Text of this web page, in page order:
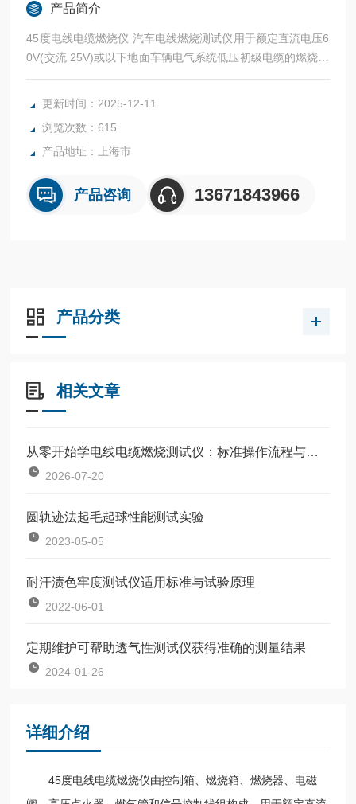
产品简介
45度电线电缆燃烧仪 汽车电线燃烧测试仪用于额定直流电压6
0V(交流 25V)或以下地面车辆电气系统低压初级电缆的燃烧试
验。
更新时间：2025-12-11
浏览次数：615
产品地址：上海市
产品咨询 13671843966
产品分类
相关文章
从零开始学电线电缆燃烧测试仪：标准操作流程与使用要点
2026-07-20
圆轨迹法起毛起球性能测试实验
2023-05-05
耐汗渍色牢度测试仪适用标准与试验原理
2022-06-01
定期维护可帮助透气性测试仪获得准确的测量结果
2024-01-26
详细介绍
45度电线电缆燃烧仪由控制箱、燃烧箱、燃烧器、电磁